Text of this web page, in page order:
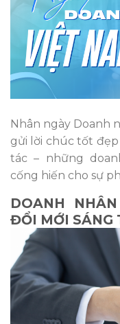
Nhân ngày Doanh
gửi lời chúc tốt
tác – những
cống hiến cho sự
DOANH
ĐỔI MỚI SÁNG